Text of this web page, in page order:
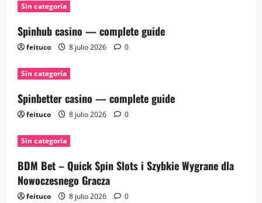
Sin categoría
Spinhub casino — complete guide
feituco 8 julio 2026 0
Sin categoría
Spinbetter casino — complete guide
feituco 8 julio 2026 0
Sin categoría
BDM Bet – Quick Spin Slots i Szybkie Wygrane dla
Nowoczesnego Gracza
feituco 8 julio 2026 0